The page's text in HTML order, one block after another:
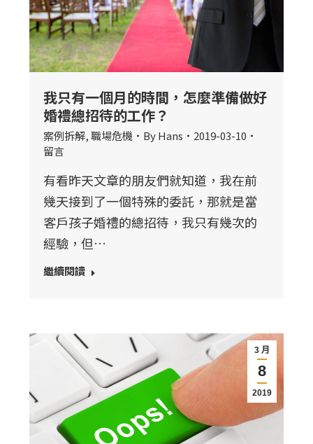
我只有一個月的時間，怎麼準備做好
婚禮總招待的工作？
案例拆解,職場危機 ByHans
2019-03-10
留言
有看昨天文章的朋友們就知道，我在前
幾天接到了一個特殊的委託，那就是當
客戶孩子婚禮的總招待，我只有幾次的
經驗，但…
繼續閱讀
3 月
8
2019